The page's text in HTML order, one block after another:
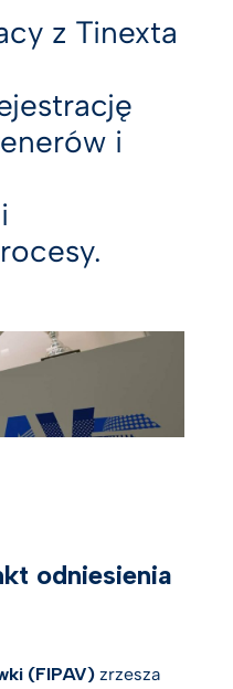
z Tinexta
i
odniesienia
(FIPAV) zrzesza